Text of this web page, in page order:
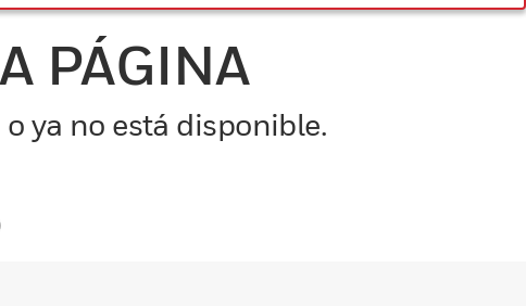
PÁGINA
ya no está disponible.